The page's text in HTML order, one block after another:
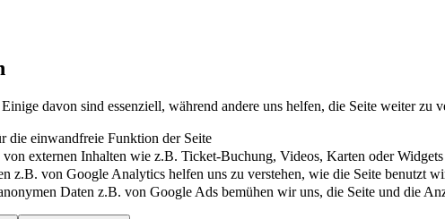
davon sind essenziell, während andere uns helfen, die Seite weiter zu
die einwandfreie Funktion der Seite
von externen Inhalten wie z.B. Ticket-Buchung, Videos, Karten oder Widgets
z.B. von Google Analytics helfen uns zu verstehen, wie die Seite benutzt
Daten z.B. von Google Ads bemühen wir uns, die Seite und die